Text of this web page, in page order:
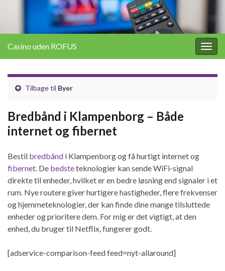
Casino uden ROFUS
Tilbage til Byer
Bredbånd i Klampenborg – Både
internet og fibernet
Bestil bredbånd i Klampenborg og få hurtigt internet og
fibernet . De bedsteteknologier kan sende WiFi-signal
direkte til enheder, hvilket er en bedre løsning end signaler i et
rum. Nye routere giver hurtigere hastigheder, flere frekvenser
og hjemmeteknologier, der kan finde dine mange tilsluttede
enheder og prioritere dem. For mig er det vigtigt, at den
enhed, du bruger til Netflix, fungerer godt.
[adservice-comparison-feed feed=nyt-allaround]